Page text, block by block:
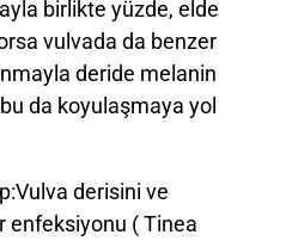
birlikte yüzde, elde
vulvada da benzer
deride melanin
da koyulaşmaya yol
derisini ve
enfeksiyonu ( Tinea